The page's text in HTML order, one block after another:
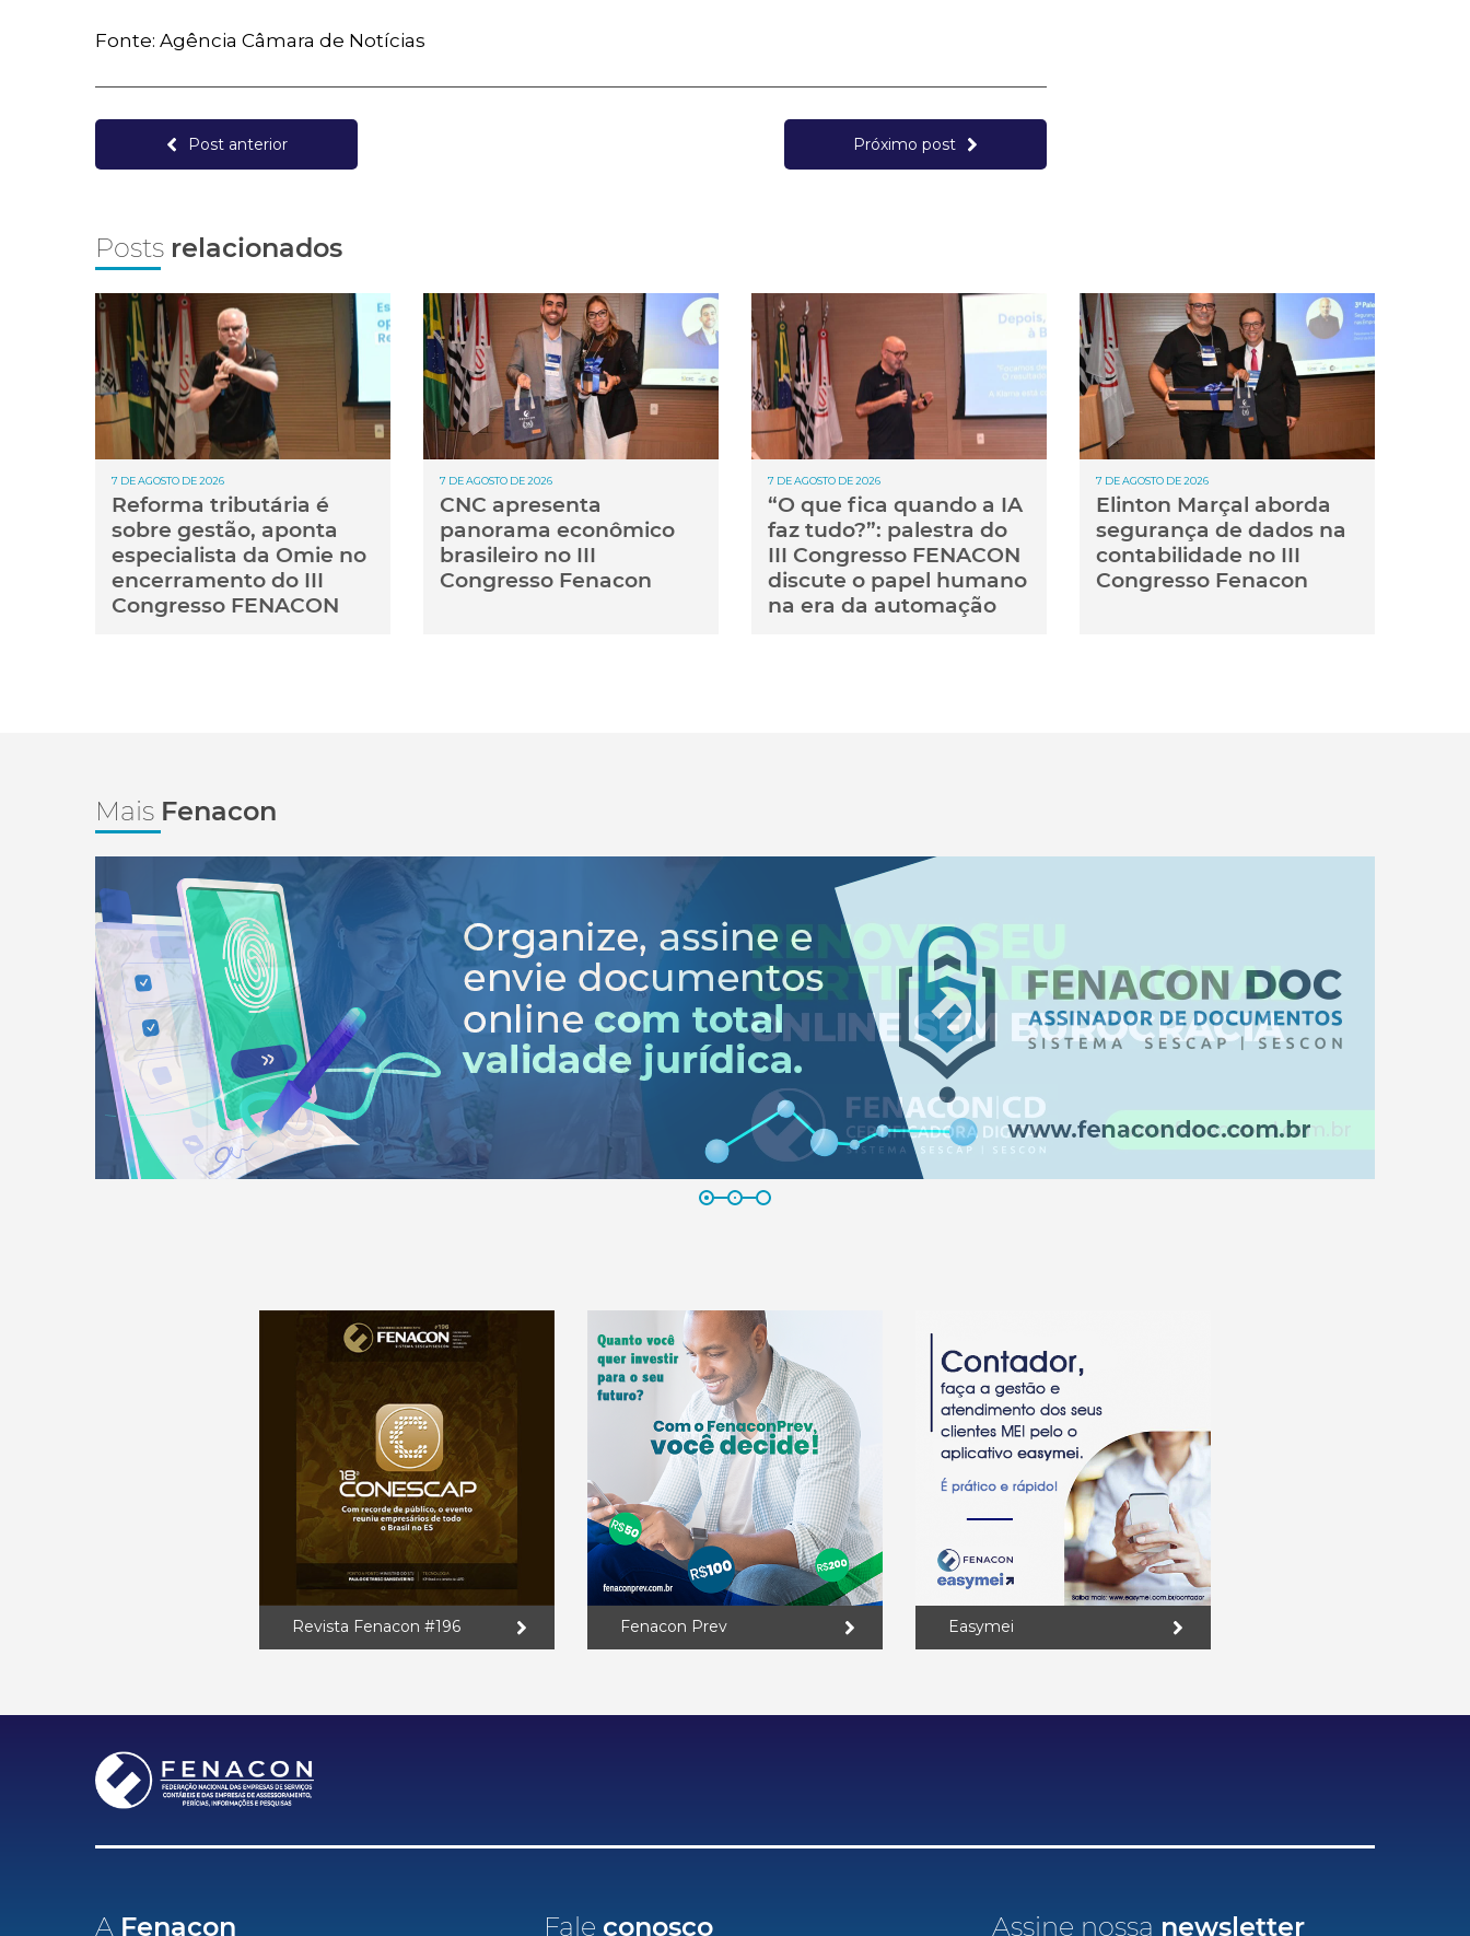
Fonte: Agência Câmara de Notícias
Post anterior Próximo post
Posts relacionados
7 DE AGOSTO DE 2026
Reforma tributária é
sobre gestão, aponta
especialista da Omie no
encerramento do III
Congresso FENACON
7 DE AGOSTO DE 2026
CNC apresenta
panorama econômico
brasileiro no III
Congresso Fenacon
7 DE AGOSTO DE 2026
“O que fica quando a IA
faz tudo?”: palestra do
III Congresso FENACON
discute o papel humano
na era da automação
7 DE AGOSTO DE 2026
Elinton Marçal aborda
segurança de dados na
contabilidade no III
Congresso Fenacon
Mais Fenacon
Revista Fenacon #196 Fenacon Prev Easymei
A Fenacon Fale conosco Assine nossa newsletter